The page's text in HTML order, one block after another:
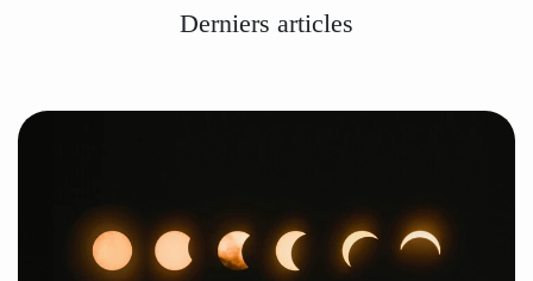
Derniers articles